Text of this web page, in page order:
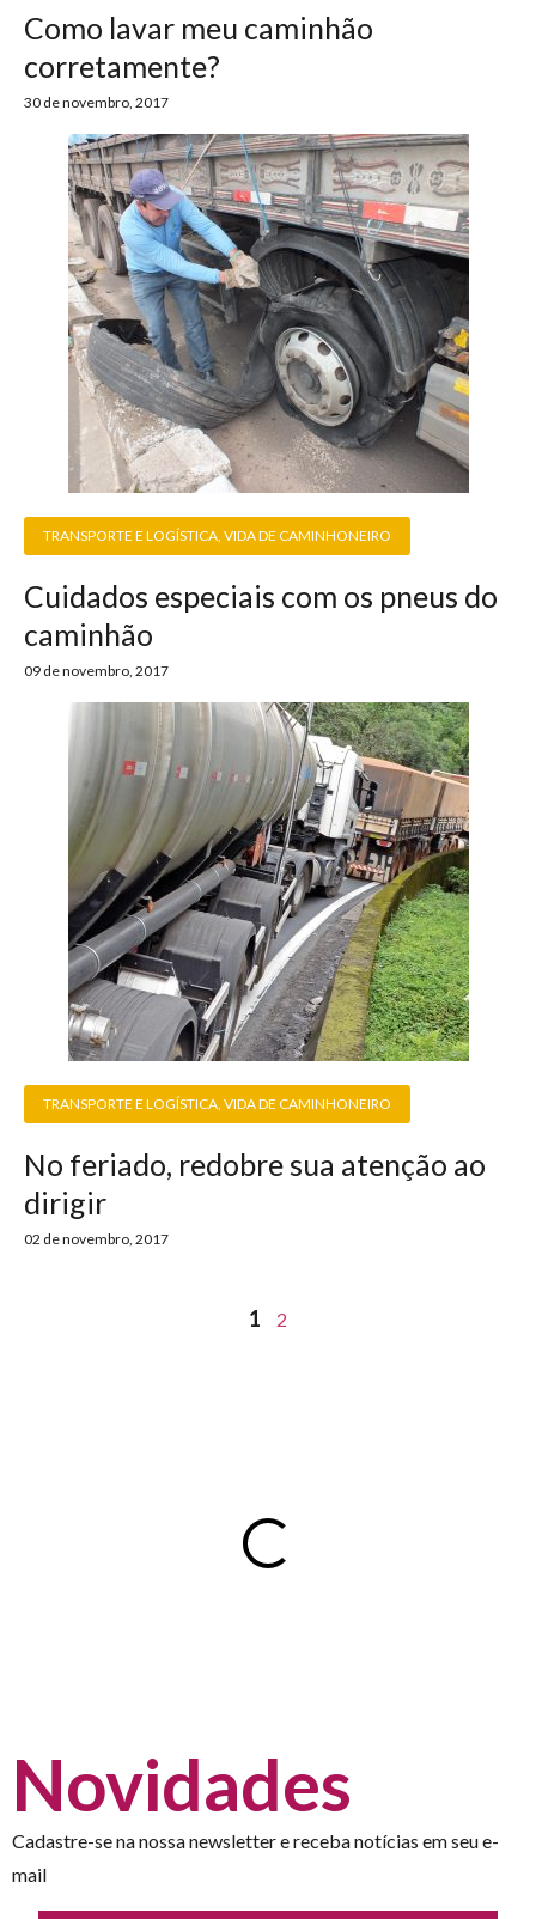
Como lavar meu caminhão
corretamente?
30 de novembro, 2017
TRANSPORTE E LOGÍSTICA VIDA DE CAMINHONEIRO
Cuidados especiais com os pneus do
caminhão
09 de novembro, 2017
TRANSPORTE E LOGÍSTICA VIDA DE CAMINHONEIRO
No feriado, redobre sua atenção ao
dirigir
02 de novembro, 2017
1 2
Novidades
Cadastre-se na nossa newsletter e receba notícias em seu e-
mail